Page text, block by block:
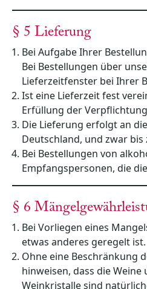
§ 5 Lieferung
Bei Aufgabe Ihrer
Bei Bestellungen über
Lieferzeitfenster bei Ihrer
Ist eine Lieferzeit fest
Erfüllung der
Die Lieferung erfolgt an
Deutschland, und zwar
Bei Bestellungen von
Empfangspersonen, die
§ 6
Bei Vorliegen eines
etwas anderes geregelt ist.
Ohne eine Beschränkung
hinweisen, dass die
Weinkristalle sind